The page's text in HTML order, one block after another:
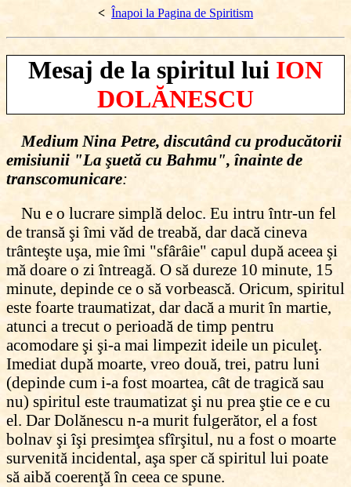
< Înapoi la Pagina de Spiritism
Mesaj de la spiritul lui ION
DOLĂNESCU
Medium Nina Petre, discutând cu producătorii
emisiunii "La şuetă cu Bahmu", înainte de
transcomunicare:
Nu e o lucrare simplă deloc. Eu intru într-un fel
de transă şi îmi văd de treabă, dar dacă cineva
trânteşte uşa, mie îmi "sfârâie" capul după aceea şi
mă doare o zi întreagă. O să dureze 10 minute, 15
minute, depinde ce o să vorbească. Oricum, spiritul
este foarte traumatizat, dar dacă a murit în martie,
atunci a trecut o perioadă de timp pentru
acomodare şi şi-a mai limpezit ideile un piculeţ.
Imediat după moarte, vreo două, trei, patru luni
(depinde cum i-a fost moartea, cât de tragică sau
nu) spiritul este traumatizat şi nu prea ştie ce e cu
el. Dar Dolănescu n-a murit fulgerător, el a fost
bolnav şi îşi presimţea sfîrşitul, nu a fost o moarte
survenită incidental, aşa sper că spiritul lui poate
să aibă coerenţă în ceea ce spune.